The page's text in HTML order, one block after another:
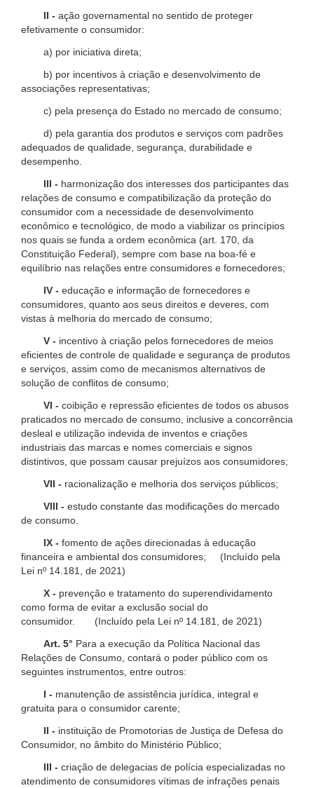
II - ação governamental no sentido de proteger
efetivamente o consumidor:
a) por iniciativa direta;
b) por incentivos à criação e desenvolvimento de
associações representativas;
c) pela presença do Estado no mercado de consumo;
d) pela garantia dos produtos e serviços com padrões
adequados de qualidade, segurança, durabilidade e
desempenho.
III - harmonização dos interesses dos participantes das
relações de consumo e compatibilização da proteção do
consumidor com a necessidade de desenvolvimento
econômico e tecnológico, de modo a viabilizar os princípios
nos quais se funda a ordem econômica (art. 170, da
Constituição Federal), sempre com base na boa-fé e
equilíbrio nas relações entre consumidores e fornecedores;
IV - educação e informação de fornecedores e
consumidores, quanto aos seus direitos e deveres, com
vistas à melhoria do mercado de consumo;
V - incentivo à criação pelos fornecedores de meios
eficientes de controle de qualidade e segurança de produtos
e serviços, assim como de mecanismos alternativos de
solução de conflitos de consumo;
VI - coibição e repressão eficientes de todos os abusos
praticados no mercado de consumo, inclusive a concorrência
desleal e utilização indevida de inventos e criações
industriais das marcas e nomes comerciais e signos
distintivos, que possam causar prejuízos aos consumidores;
VII - racionalização e melhoria dos serviços públicos;
VIII - estudo constante das modificações do mercado
de consumo.
IX - fomento de ações direcionadas à educação
financeira e ambiental dos consumidores; (Incluído pela
Lei nº 14.181, de 2021)
X - prevenção e tratamento do superendividamento
como forma de evitar a exclusão social do
consumidor. (Incluído pela Lei nº 14.181, de 2021)
Art. 5° Para a execução da Política Nacional das
Relações de Consumo, contará o poder público com os
seguintes instrumentos, entre outros:
I - manutenção de assistência jurídica, integral e
gratuita para o consumidor carente;
II - instituição de Promotorias de Justiça de Defesa do
Consumidor, no âmbito do Ministério Público;
III - criação de delegacias de polícia especializadas no
atendimento de consumidores vítimas de infrações penais